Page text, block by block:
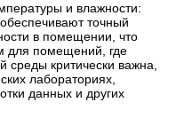
и влажности:
точный
в помещении, что
для помещений, где
среды критически важна,
лабораториях,
данных и других